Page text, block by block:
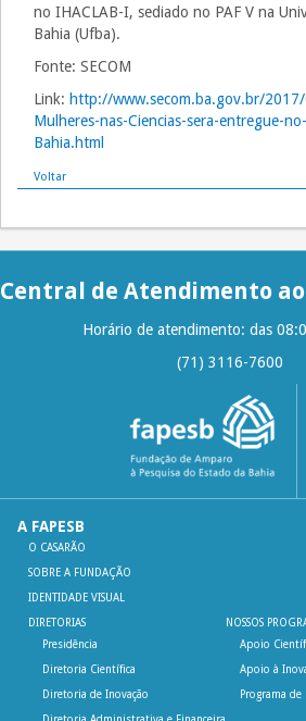
no IHAC​L​AB-I, sediado no PAF V na
Bahia (Ufba).
Fonte: SECOM
Link: http://www.secom.ba.gov.br/
Mulheres-nas-Ciencias-sera-entregue-
Bahia.html
Voltar
Central de Atendimento ao
Horário de atendimento: das
(71) 3116-7600
A FAPESB
O CASARÃO
SOBRE A FUNDAÇÃO
IDENTIDADE VISUAL
DIRETORIAS
Presidência
Diretoria Científica
Diretoria de Inovação
NOSSOS
Apoio
Apoio à
Programa de